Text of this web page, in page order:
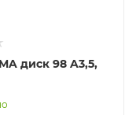
диск 98 A3,5,